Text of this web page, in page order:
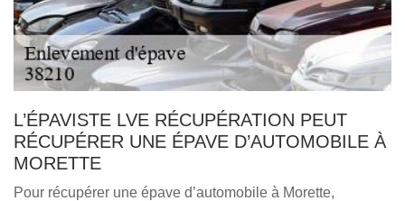
L’ÉPAVISTE LVE RÉCUPÉRATION PEUT
RÉCUPÉRER UNE ÉPAVE D’AUTOMOBILE À
MORETTE
Pour récupérer une épave d’automobile à Morette,